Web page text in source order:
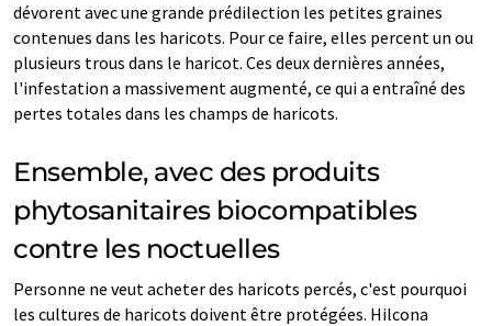
dévorent avec une grande prédilection les petites graines
contenues dans les haricots. Pour ce faire, elles percent un ou
plusieurs trous dans le haricot. Ces deux dernières années,
l'infestation a massivement augmenté, ce qui a entraîné des
pertes totales dans les champs de haricots.
Ensemble, avec des produits
phytosanitaires biocompatibles
contre les noctuelles
Personne ne veut acheter des haricots percés, c'est pourquoi
les cultures de haricots doivent être protégées. Hilcona